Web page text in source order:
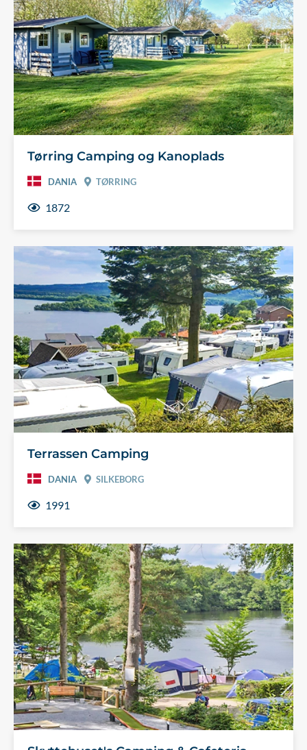
Tørring Camping og Kanoplads
DANIA TØRRING
1872
Terrassen Camping
DANIA SILKEBORG
1991